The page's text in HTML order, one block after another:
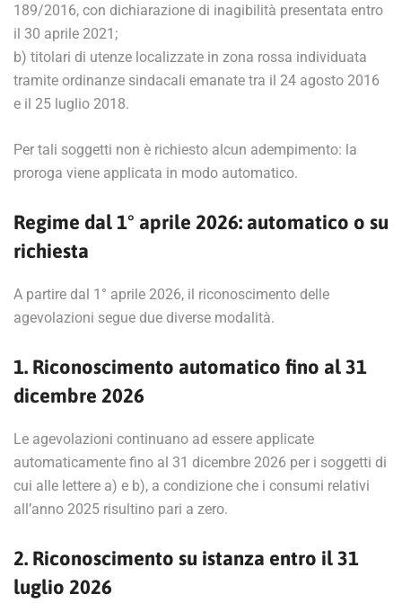
189/2016, con dichiarazione di inagibilità presentata entro
il 30 aprile 2021;
b) titolari di utenze localizzate in zona rossa individuata
tramite ordinanze sindacali emanate tra il 24 agosto 2016
e il 25 luglio 2018.
Per tali soggetti non è richiesto alcun adempimento: la
proroga viene applicata in modo automatico.
Regime dal 1° aprile 2026: automatico o su
richiesta
A partire dal 1° aprile 2026, il riconoscimento delle
agevolazioni segue due diverse modalità.
1. Riconoscimento automatico fino al 31
dicembre 2026
Le agevolazioni continuano ad essere applicate
automaticamente fino al 31 dicembre 2026 per i soggetti di
cui alle lettere a) e b), a condizione che i consumi relativi
all’anno 2025 risultino pari a zero.
2. Riconoscimento su istanza entro il 31
luglio 2026